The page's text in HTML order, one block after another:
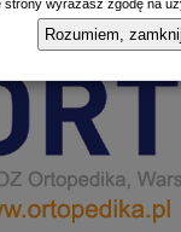
wyrażasz zgodę na
Rozumiem,